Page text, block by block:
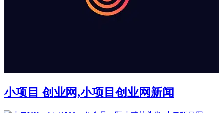
小项目 创业网,小项目创业网新闻